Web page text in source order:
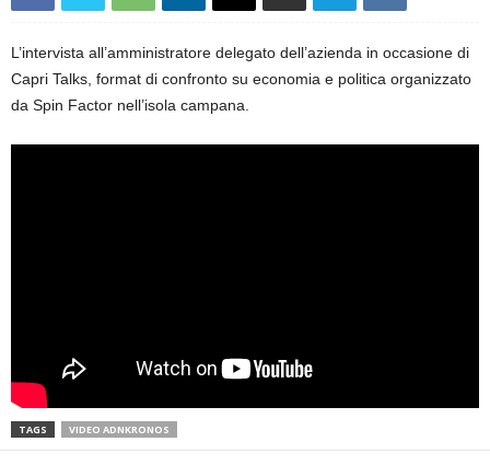
L’intervista all’amministratore delegato dell’azienda in occasione di
Capri Talks, format di confronto su economia e politica organizzato
da Spin Factor nell’isola campana.
TAGS VIDEO ADNKRONOS